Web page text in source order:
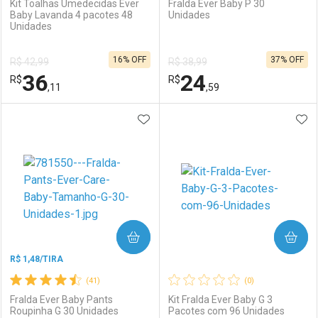
Comprar sem Desconto
Por R$ 29,59/cada
Comprar sem Desconto
Por R$ 29,59/cada
Comprar sem Desconto
Por R$ 7,19/cada
Comprar sem Desconto
Por R$ 7,19/cada
Kit Toalhas Umedecidas Ever
Baby Lavanda 4 pacotes 48
Unidades
R$ 42,99
R$36,11
16% OFF
Laboratório
Por Menos
Fralda Ever Baby P 30
Unidades
R$ 38,99
R$24,59
37% OFF
Laboratório
Por Menos
(41)
R$ 1,48/TIRA
Fralda Ever Baby Pants
Roupinha G 30 Unidades
ADICIONAR AOS FAVORITOS
COMPRAR
(0)
Kit Fralda Ever Baby G 3
Pacotes com 96 Unidades
COMPRAR